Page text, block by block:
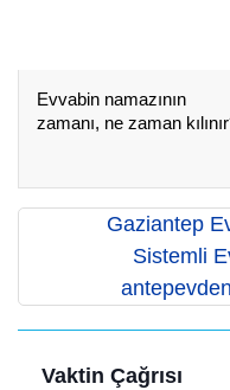
Evvabin namazının
zamanı, ne zaman
Gaziantep
Sistemli
Vaktin Çağrısı